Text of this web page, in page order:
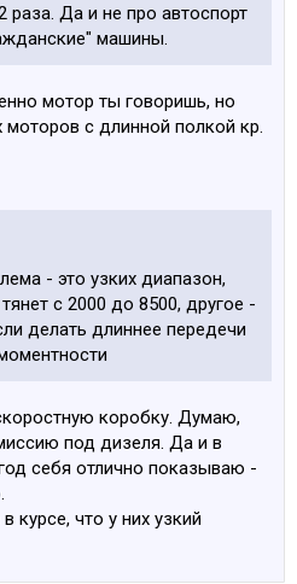
раза. Да и не про автоспорт
машины.
мотор ты говоришь, но
с длинной полкой кр.
- это узких диапазон,
с 2000 до 8500, другое -
делать длиннее передечи
коробку. Думаю,
под дизеля. Да и в
себя отлично показываю -
курсе, что у них узкий